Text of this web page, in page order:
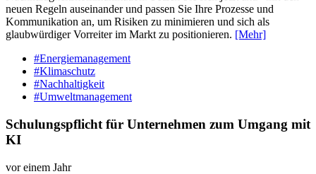
neuen Regeln auseinander und passen Sie Ihre Prozesse und
Kommunikation an, um Risiken zu minimieren und sich als
glaubwürdiger Vorreiter im Markt zu positionieren. [Mehr]
#Energiemanagement
#Klimaschutz
#Nachhaltigkeit
#Umweltmanagement
Schulungspflicht für Unternehmen zum Umgang mit
KI
vor einem Jahr